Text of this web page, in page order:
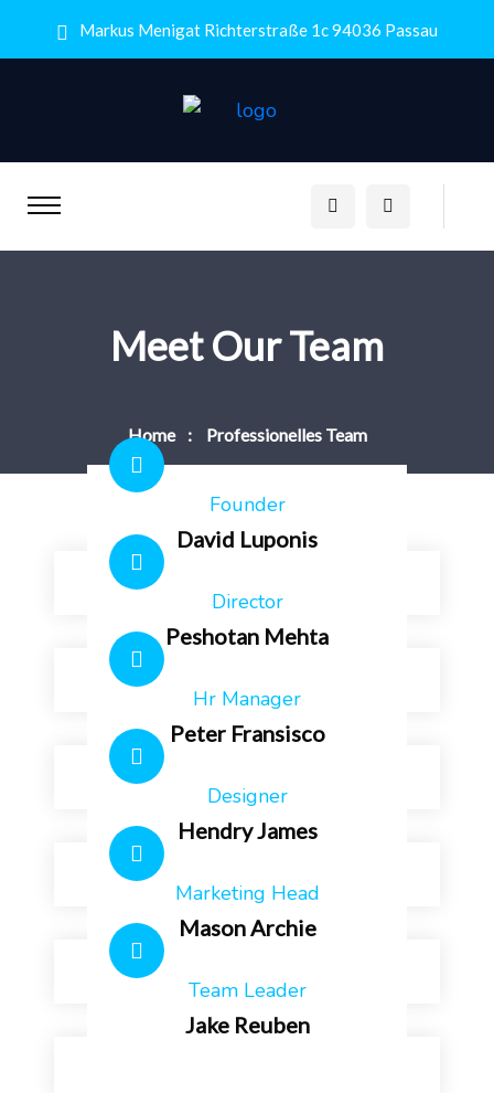
Markus Menigat Richterstraße 1c 94036 Passau
Meet Our Team
Home Professionelles Team
Founder
David Luponis
Director
Peshotan Mehta
Hr Manager
Peter Fransisco
Designer
Hendry James
Marketing Head
Mason Archie
Team Leader
Jake Reuben